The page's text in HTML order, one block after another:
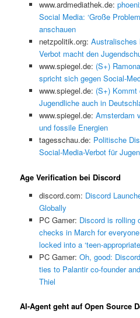
www.ardmediathek.de:
Social Media: ‘Große
anschauen
netzpolitik.org: Australisches
Verbot macht den
www.spiegel.de: (S+)
spricht sich gegen Social-
www.spiegel.de: (S+) Kommt
Jugendliche auch in
www.spiegel.de: Amsterdam
und fossile Energien
tagesschau.de: Politische
Social-Media-Verbot für
Age Verification bei Discord
discord.com: Discord
Globally
PC Gamer: Discord is rolling
checks in March for
locked into a ‘teen-
PC Gamer: Oh, good:
ties to Palantir co-founder
Thiel
AI-Agent geht auf Open Source